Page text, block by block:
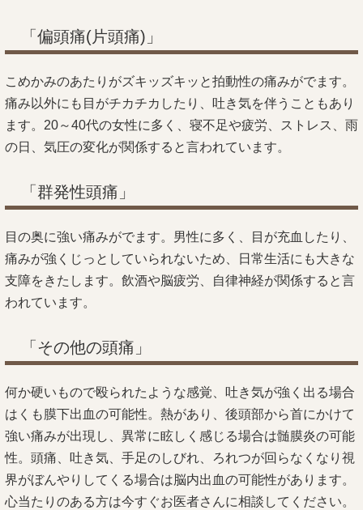
「偏頭痛(片頭痛)」
こめかみのあたりがズキッズキッと拍動性の痛みがでます。
痛み以外にも目がチカチカしたり、吐き気を伴うこともあり
ます。20～40代の女性に多く、寝不足や疲労、ストレス、雨
の日、気圧の変化が関係すると言われています。
「群発性頭痛」
目の奥に強い痛みがでます。男性に多く、目が充血したり、
痛みが強くじっとしていられないため、日常生活にも大きな
支障をきたします。飲酒や脳疲労、自律神経が関係すると言
われています。
「その他の頭痛」
何か硬いもので殴られたような感覚、吐き気が強く出る場合
はくも膜下出血の可能性。熱があり、後頭部から首にかけて
強い痛みが出現し、異常に眩しく感じる場合は髄膜炎の可能
性。頭痛、吐き気、手足のしびれ、ろれつが回らなくなり視
界がぼんやりしてくる場合は脳内出血の可能性があります。
心当たりのある方は今すぐお医者さんに相談してください。